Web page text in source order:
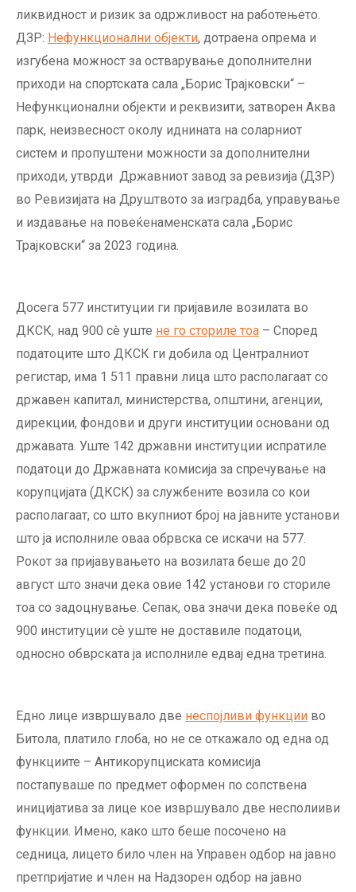
ликвидност и ризик за одржливост на работењето.
ДЗР: Нефункционални објекти, дотраена опрема и
изгубена можност за остварување дополнителни
приходи на спортската сала „Борис Трајковски“ –
Нефункционални објекти и реквизити, затворен Aква
парк, неизвесност околу иднината на соларниот
систем и пропуштени можности за дополнителни
приходи, утврди Државниот завод за ревизија (ДЗР)
во Ревизијата на Друштвото за изградба, управување
и издавање на повеќенаменската сала „Борис
Трајковски“ за 2023 година.
Досега 577 институции ги пријавиле возилата во
ДКСК, над 900 сè уште не го сториле тоа – Според
податоците што ДКСК ги добила од Централниот
регистар, има 1 511 правни лица што располагаат со
државен капитал, министерства, општини, агенции,
дирекции, фондови и други институции основани од
државата. Уште 142 државни институции испратиле
податоци до Државната комисија за спречување на
корупцијата (ДКСК) за службените возила со кои
располагаат, со што вкупниот број на јавните установи
што ја исполниле оваа обрвска се искачи на 577.
Рокот за пријавувањето на возилата беше до 20
август што значи дека овие 142 установи го сториле
тоа со задоцнување. Сепак, ова значи дека повеќе од
900 институции сè уште не доставиле податоци,
односно обврската ја исполниле едвај една третина.
Едно лице извршувало две неспојливи функции во
Битола, платило глоба, но не се откажало од една од
функциите – Антикорупциската комисија
постапуваше по предмет оформен по сопствена
иницијатива за лице кое извршувало две несполииви
функции. Имено, како што беше посочено на
седница, лицето било член на Управен одбор на јавно
претпријатие и член на Надзорен одбор на јавно